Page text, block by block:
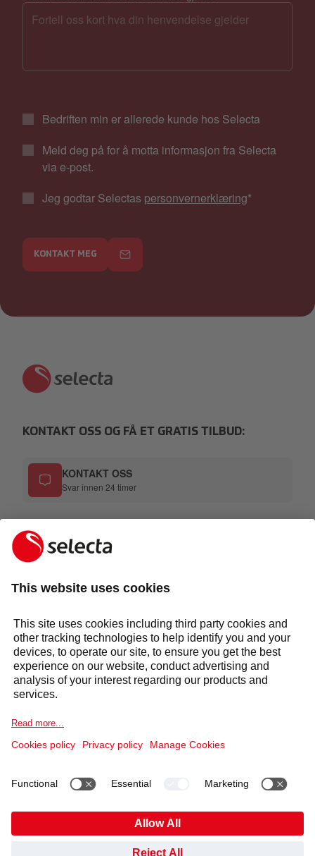
Bedriften min er allerede kunde hos Selecta
Meld deg på for å motta informasjon fra Selecta
via e-post.
Jeg godtar Selectas personvernerklæring*
KONTAKT MEG
KONTAKT OSS OG FÅ ET GRATIS TILBUD:
KONTAKT OSS
Svar innen 24 timer
800 30 690
kundesupport@no.selecta.com
Om oss
Våre produkter
Våre tjenester
Sektorer
Varsel om informasjonskapselJuridisk informasjon
Etiske retningslinjer og Whistleblowing
HAR DU SPØRSMÅL?